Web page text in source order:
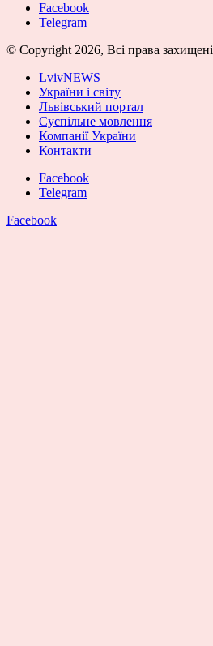
Facebook
Telegram
© Copyright 2026, Всі права захищені
LvivNEWS
України і світу
Львівський портал
Суспільне мовлення
Компанії України
Контакти
Facebook
Telegram
Facebook